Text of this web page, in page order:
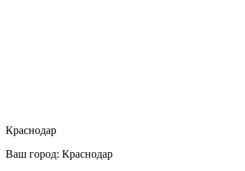
Краснодар
Ваш город: Краснодар